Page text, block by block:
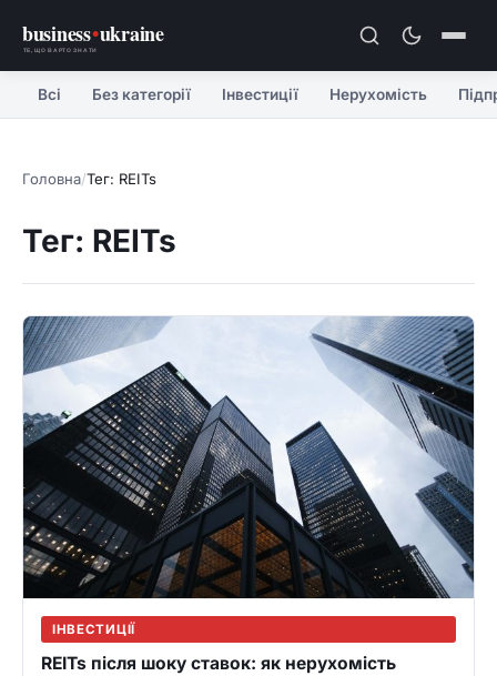
business•ukraine
ТЕ, ЩО ВАРТО ЗНАТИ
Всі Без категорії Інвестиції Нерухомість
Головна/Тег: REITs
Тег: REITs
ІНВЕСТИЦІЇ
REITs після шоку ставок: як нерухомість